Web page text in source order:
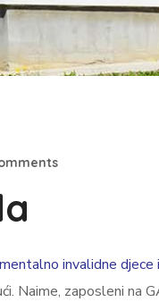
invalidne djece
Naime, zaposleni